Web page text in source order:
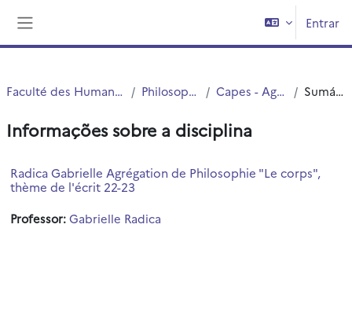
Entrar
Faculté des Humanités Philosophie Capes - Agreg Sumário
Informações sobre a disciplina
Radica Gabrielle Agrégation de Philosophie "Le corps",
thème de l'écrit 22-23
Professor:Gabrielle Radica